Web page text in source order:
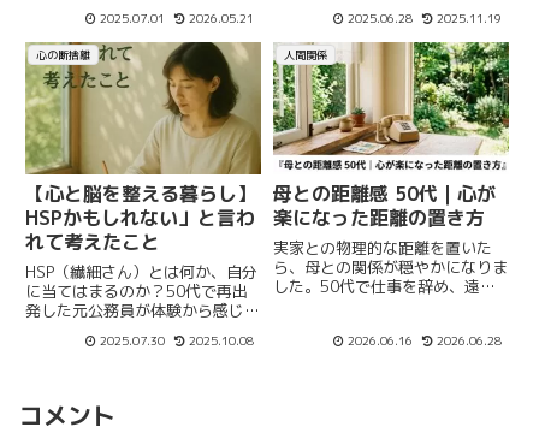
2025.07.01 2026.05.21
はないか、と問いかけてみます。
人間関係の断捨離は、孤独になる
ことではないのです。自分の心を
守る、ひとつの方法です。
2025.06.28 2025.11.19
心の断捨離
【心と脳を整える暮らし】
HSPかもしれない」と言わ
れて考えたこと
HSP（繊細さん）とは何か、自分
に当てはまるのか？50代で再出
発した元公務員が体験から感じた
2025.07.30 2025.10.08
人間関係
母との距離感 50代｜心が
楽になった距離の置き方
実家との物理的な距離を置いた
ら、母との関係が穏やかになりま
した。50代で仕事を辞め、遠く
を正直に書きました。
2026.06.16 2026.06.28
コメント